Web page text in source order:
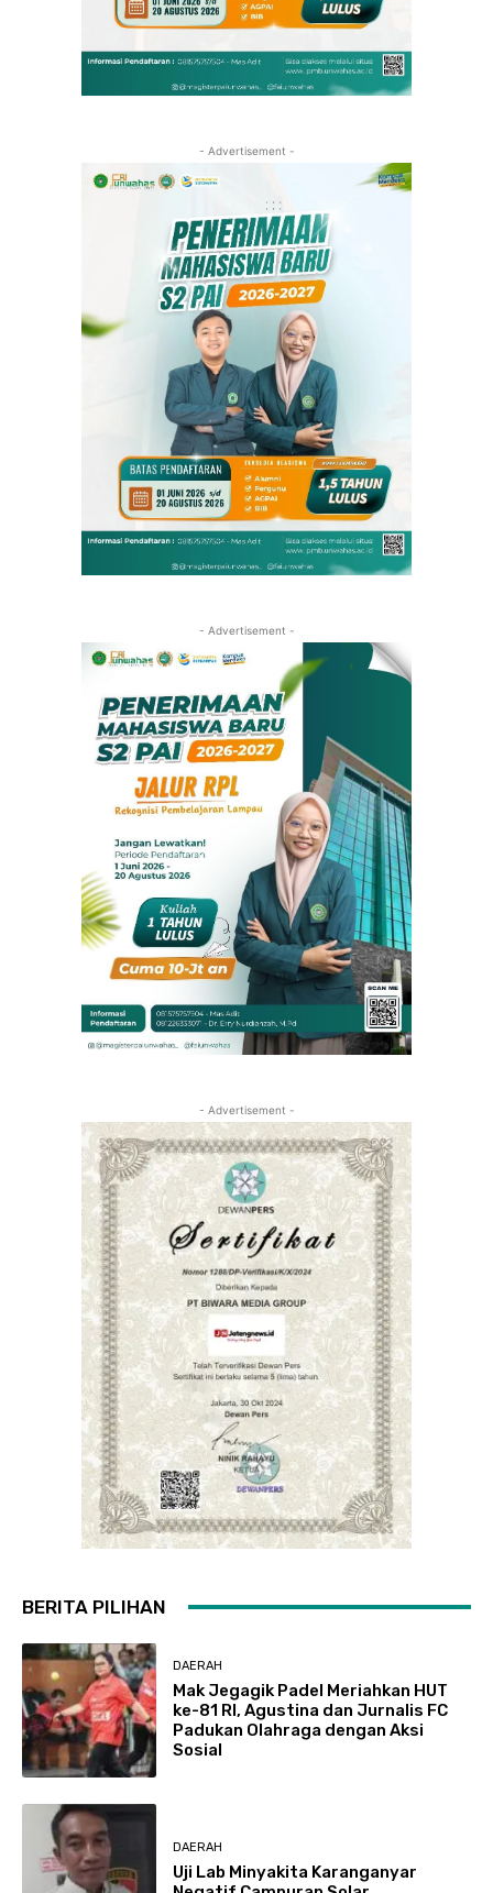
- Advertisement -
- Advertisement -
- Advertisement -
BERITA PILIHAN
DAERAH
Mak Jegagik Padel Meriahkan HUT
ke-81 RI, Agustina dan Jurnalis FC
Padukan Olahraga dengan Aksi
Sosial
DAERAH
Uji Lab Minyakita Karanganyar